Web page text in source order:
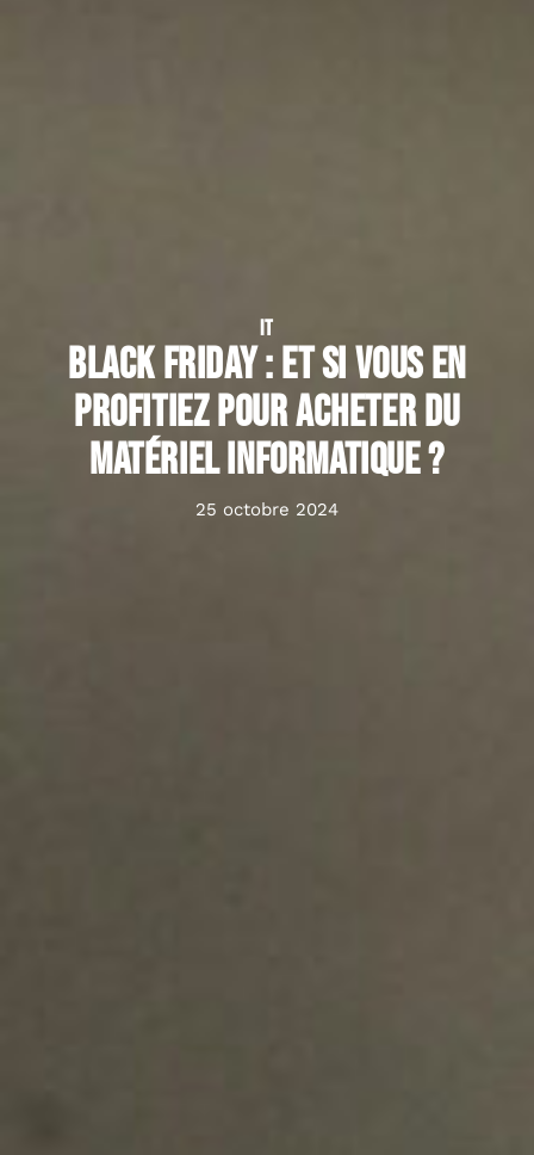
IT
Black Friday : et si vous en
profitiez pour acheter du
matériel informatique ?
25 octobre 2024